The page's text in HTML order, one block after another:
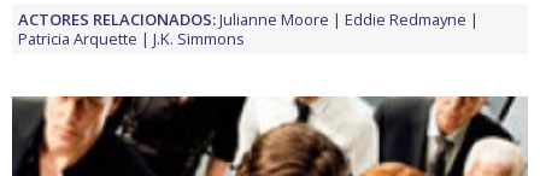
ACTORES RELACIONADOS:Julianne Moore
Eddie Redmayne
Patricia Arquette
J.K. Simmons